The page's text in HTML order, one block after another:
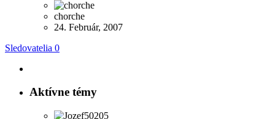
chorche
24. Február, 2007
Sledovatelia 0
Aktívne témy